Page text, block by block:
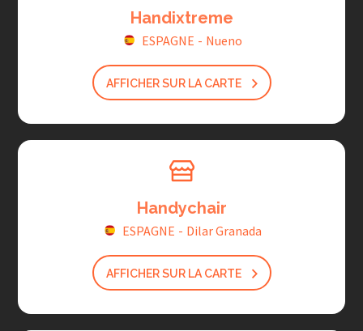
Handixtreme
ESPAGNE - Nueno
AFFICHER SUR LA CARTE
Handychair
ESPAGNE - Dilar Granada
AFFICHER SUR LA CARTE